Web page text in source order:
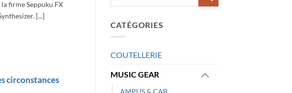
firme Seppuku FX
[...]
circonstances
CATÉGORIES
COUTELLERIE
MUSIC GEAR
AMPLIS & CAB